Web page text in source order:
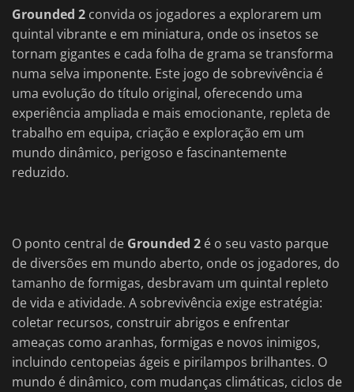
Grounded 2 convida os jogadores a explorarem um
quintal vibrante e em miniatura, onde os insetos se
tornam gigantes e cada folha de grama se transforma
numa selva imponente. Este jogo de sobrevivência é
uma evolução do título original, oferecendo uma
experiência ampliada e mais emocionante, repleta de
trabalho em equipa, criação e exploração em um
mundo dinâmico, perigoso e fascinantemente
reduzido.
O ponto central de Grounded 2 é o seu vasto parque
de diversões em mundo aberto, onde os jogadores, do
tamanho de formigas, desbravam um quintal repleto
de vida e atividade. A sobrevivência exige estratégia:
coletar recursos, construir abrigos e enfrentar
ameaças como aranhas, formigas e novos inimigos,
incluindo centopeias ágeis e pirilampos brilhantes. O
mundo é dinâmico, com mudanças climáticas, ciclos de